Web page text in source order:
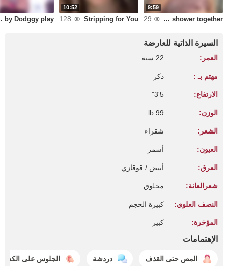
9:59
Lets take a shower together
29
10:52
Stripping for You
128
play
السيرة الذاتية للعارضة
العمر: 22 سنة
مهتم بـ : ذكر
الارتفاع: 5'3"
الوزن: 99 lb
الشعر: شقراء
العيون: أسمر
العرق: أبيض / قوقازي
شعرالعانة: محلوق
النصف العلوي: كبيرة الحجم
المؤخرة: كبير
الإهتمامات
المص حتى القذف دردشة الجلوس على الكس